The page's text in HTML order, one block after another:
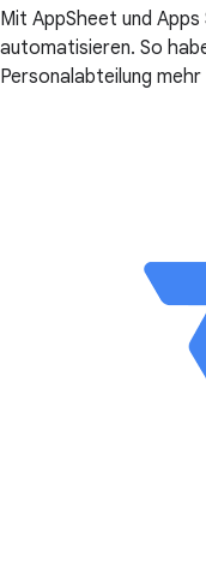
Mit AppSheet und
automatisieren. So
Personalabteilung